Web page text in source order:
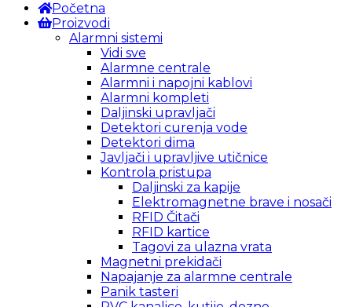
Početna
Proizvodi
Alarmni sistemi
Vidi sve
Alarmne centrale
Alarmni i napojni kablovi
Alarmni kompleti
Daljinski upravljači
Detektori curenja vode
Detektori dima
Javljači i upravljive utičnice
Kontrola pristupa
Daljinski za kapije
Elektromagnetne brave i nosači
RFID Čitači
RFID kartice
Tagovi za ulazna vrata
Magnetni prekidači
Napajanje za alarmne centrale
Panik tasteri